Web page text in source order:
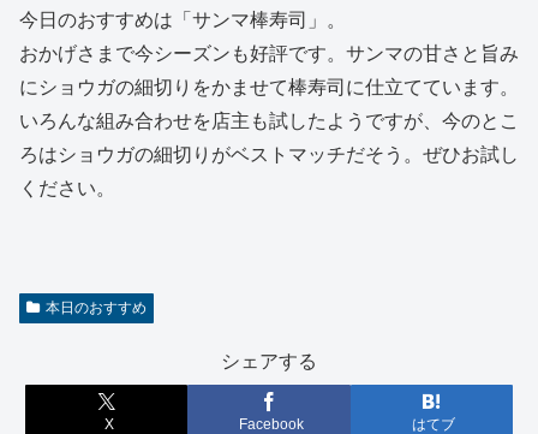
今日のおすすめは「サンマ棒寿司」。
おかげさまで今シーズンも好評です。サンマの甘さと旨み
にショウガの細切りをかませて棒寿司に仕立てています。
いろんな組み合わせを店主も試したようですが、今のとこ
ろはショウガの細切りがベストマッチだそう。ぜひお試し
ください。
本日のおすすめ
シェアする
X Facebook はてブ